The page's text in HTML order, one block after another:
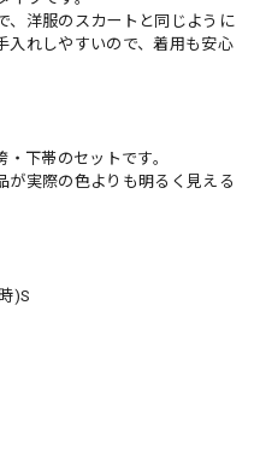
、洋服のスカートと同じように
入れしやすいので、着用も安心
下帯のセットです。
実際の色よりも明るく見える
時)S